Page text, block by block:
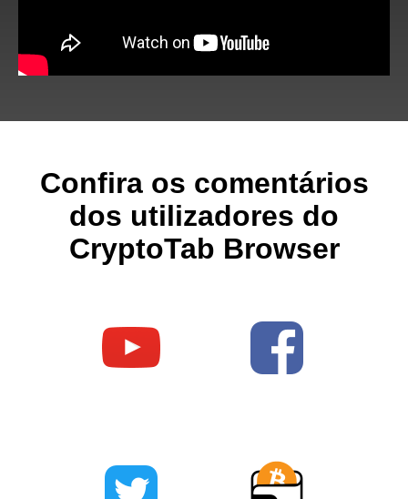
Confira os comentários
dos utilizadores do
CryptoTab Browser